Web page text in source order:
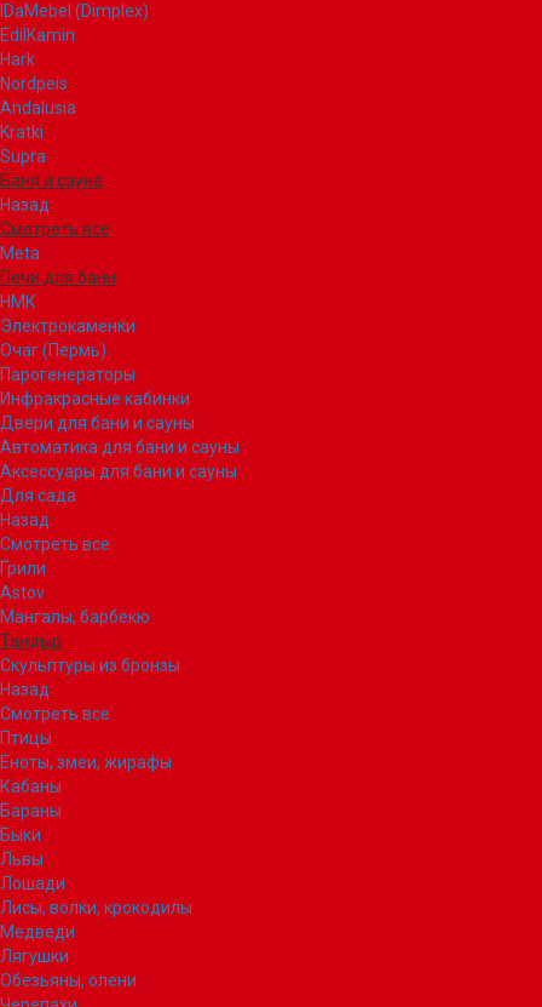
IDaMebel (Dimplex)
EdilKamin
Hark
Nordpeis
Andalusia
Kratki
Supra
Баня и сауна
Назад
Смотреть все
Meta
Печи для бани
НМК
Электрокаменки
Очаг (Пермь)
Парогенераторы
Инфракрасные кабинки
Двери для бани и сауны
Автоматика для бани и сауны
Аксессуары для бани и сауны
Для сада
Назад
Смотреть все
Грили
Astov
Мангалы, барбекю
Тандыр
Скульптуры из бронзы
Назад
Смотреть все
Птицы
Еноты, змеи, жирафы
Кабаны
Бараны
Быки
Львы
Лошади
Лисы, волки, крокодилы
Медведи
Лягушки
Обезьяны, олени